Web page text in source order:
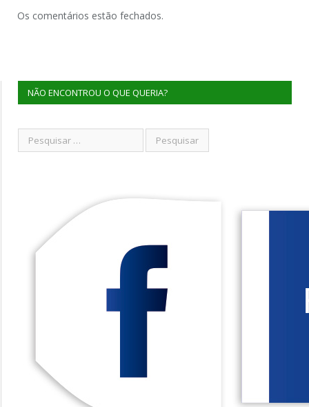
Os comentários estão fechados.
NÃO ENCONTROU O QUE QUERIA?